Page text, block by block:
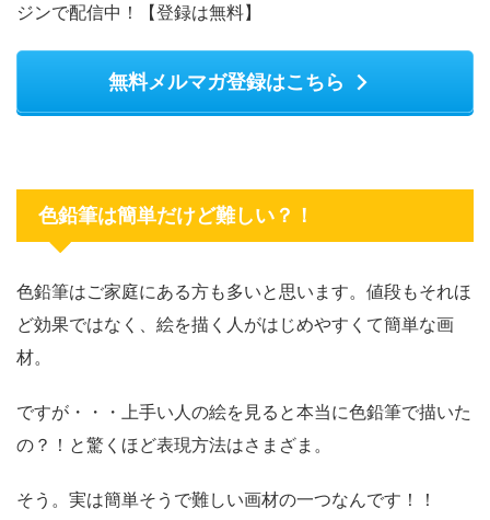
ジンで配信中！【登録は無料】
無料メルマガ登録はこちら
色鉛筆は簡単だけど難しい？！
色鉛筆はご家庭にある方も多いと思います。値段もそれほ
ど効果ではなく、絵を描く人がはじめやすくて簡単な画
材。
ですが・・・上手い人の絵を見ると本当に色鉛筆で描いた
の？！と驚くほど表現方法はさまざま。
そう。実は簡単そうで難しい画材の一つなんです！！